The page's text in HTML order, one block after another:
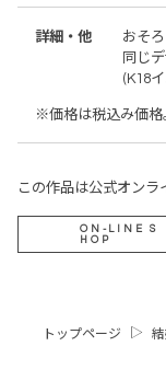
詳細・他
おそ
同じ
(K18
※価格は税込み価格
この作品は公式オン
ON-LINE S
HOP
トップページ